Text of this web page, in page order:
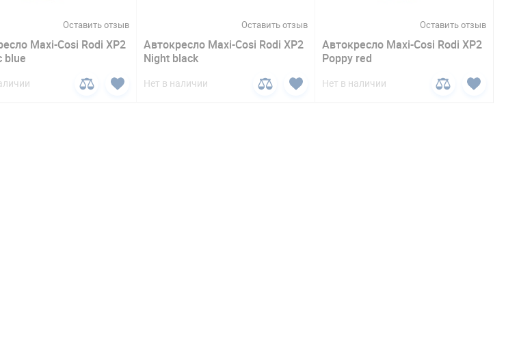
Оставить отзыв
Maxi-Cosi Rodi XP2
blue
Оставить отзыв
Автокресло Maxi-Cosi Rodi XP2
Night black
Нет в наличии
Оставить отзыв
Автокресло Maxi-Cosi Rodi XP2
Poppy red
Нет в наличии